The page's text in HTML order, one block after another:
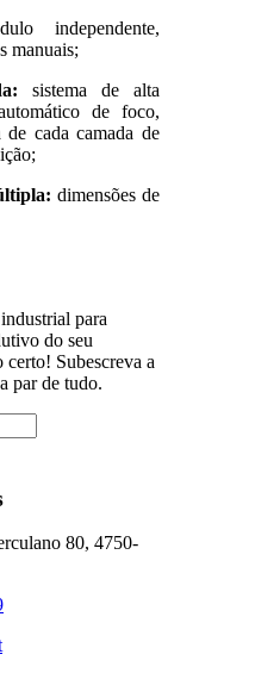
independente,
manuais;
sistema de alta
de foco,
cada camada de
dimensões de
para
do seu
Subescreva a
par de tudo.
80, 4750-